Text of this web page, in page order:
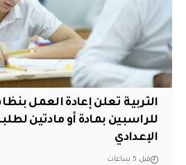
التربية تعلن إعادة العمل
للراسبين بمادة أو مادتين
الإعدادي
قبل 5 ساعات